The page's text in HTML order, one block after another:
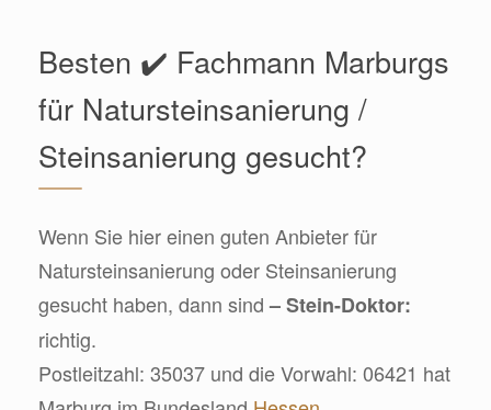
Besten ✔️ Fachmann Marburgs
für Natursteinsanierung /
Steinsanierung gesucht?
Wenn Sie hier einen guten Anbieter für
Natursteinsanierung oder Steinsanierung
gesucht haben, dann sind– Stein-Doktor:
richtig.
Postleitzahl: 35037 und die Vorwahl: 06421 hat